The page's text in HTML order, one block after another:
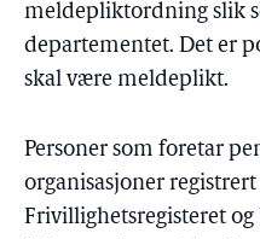
meldepliktordning slik
departementet. Det er
skal være meldeplikt.
Personer som foretar
organisasjoner
Frivillighetsregisteret